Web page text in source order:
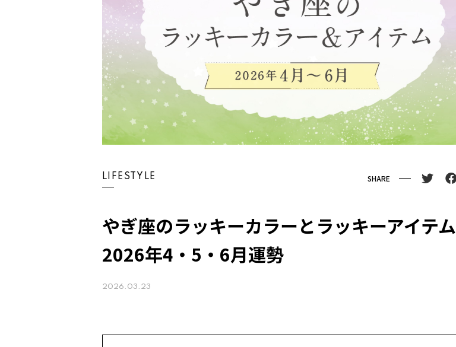
LIFESTYLE SHARE
やぎ座のラッキーカラーとラッキーアイテム
2026年4・5・6月運勢
2026.03.23